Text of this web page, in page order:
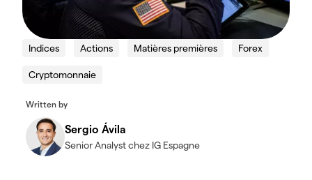
Indices Actions Matières premières Forex
Cryptomonnaie
Written by
Sergio Ávila
Senior Analyst chez IG Espagne